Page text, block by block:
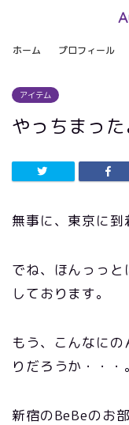
ホーム プロフィール
アイテム
やっちまっ
無事に、東京に到
でね、ほんっっと
しております。
もう、こんなに
りだろうか・・・。
新宿のBeBeのお